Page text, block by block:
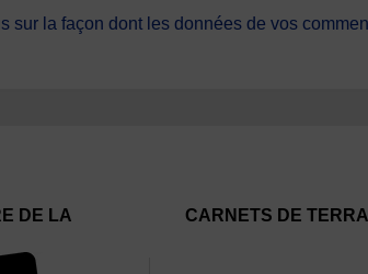
sur la façon dont les données de vos
DE LA CARNETS DE